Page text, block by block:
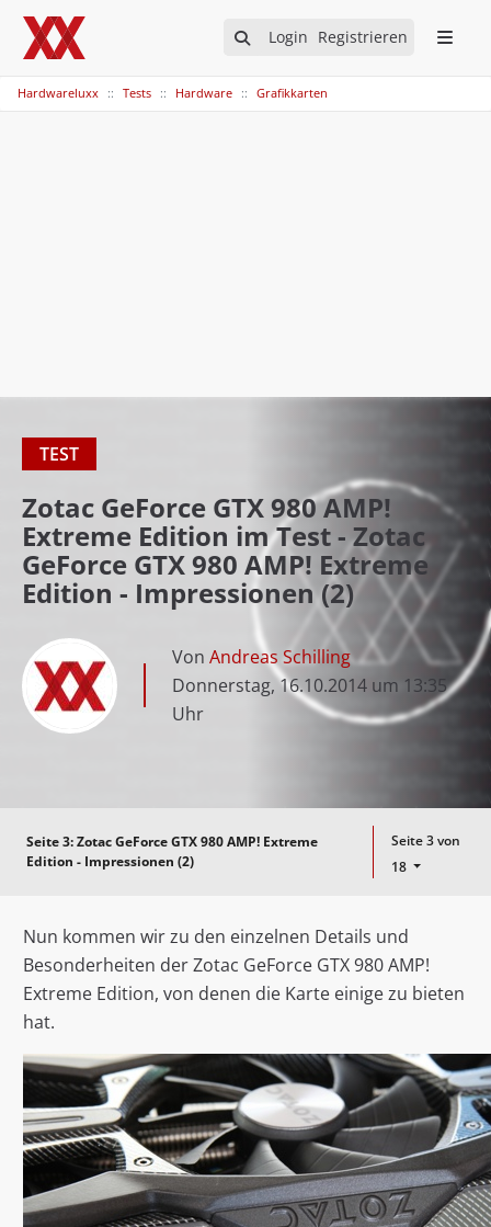
Login Registrieren
Hardwareluxx Tests Hardware Grafikkarten
TEST
Zotac GeForce GTX 980 AMP!
Extreme Edition im Test - Zotac
GeForce GTX 980 AMP! Extreme
Edition - Impressionen (2)
Von Andreas Schilling
Donnerstag, 16.10.2014 um 13:35
Uhr
Seite 3:Zotac GeForce GTX 980 AMP! Extreme
Edition - Impressionen (2)
Seite 3 von
18
Nun kommen wir zu den einzelnen Details und
Besonderheiten der Zotac GeForce GTX 980 AMP!
Extreme Edition, von denen die Karte einige zu bieten
hat.